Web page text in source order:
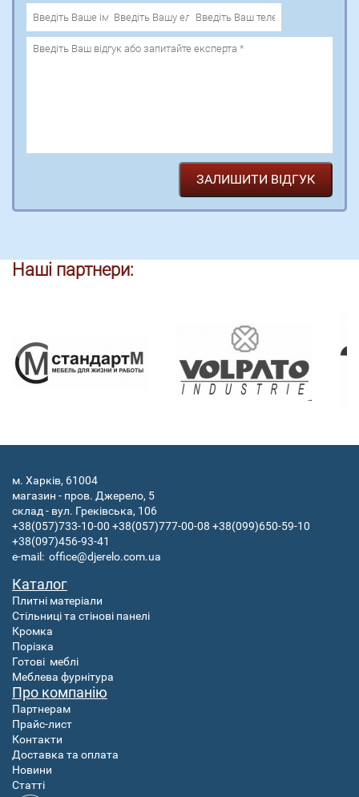
Наші партнери:
м. Харків, 61004
магазин - пров. Джерело, 5
склад - вул. Греківська, 106
+38(057)733-10-00 +38(057)777-00-08 +38(099)650-59-10
+38(097)456-93-41
e-mail: office@djerelo.com.ua
Каталог
Плитні матеріали
Стільниці та стінові панелі
Кромка
Порізка
Готові меблі
Меблева фурнітура
Про компанію
Партнерам
Прайс-лист
Контакти
Доставка та оплата
Новини
Статті